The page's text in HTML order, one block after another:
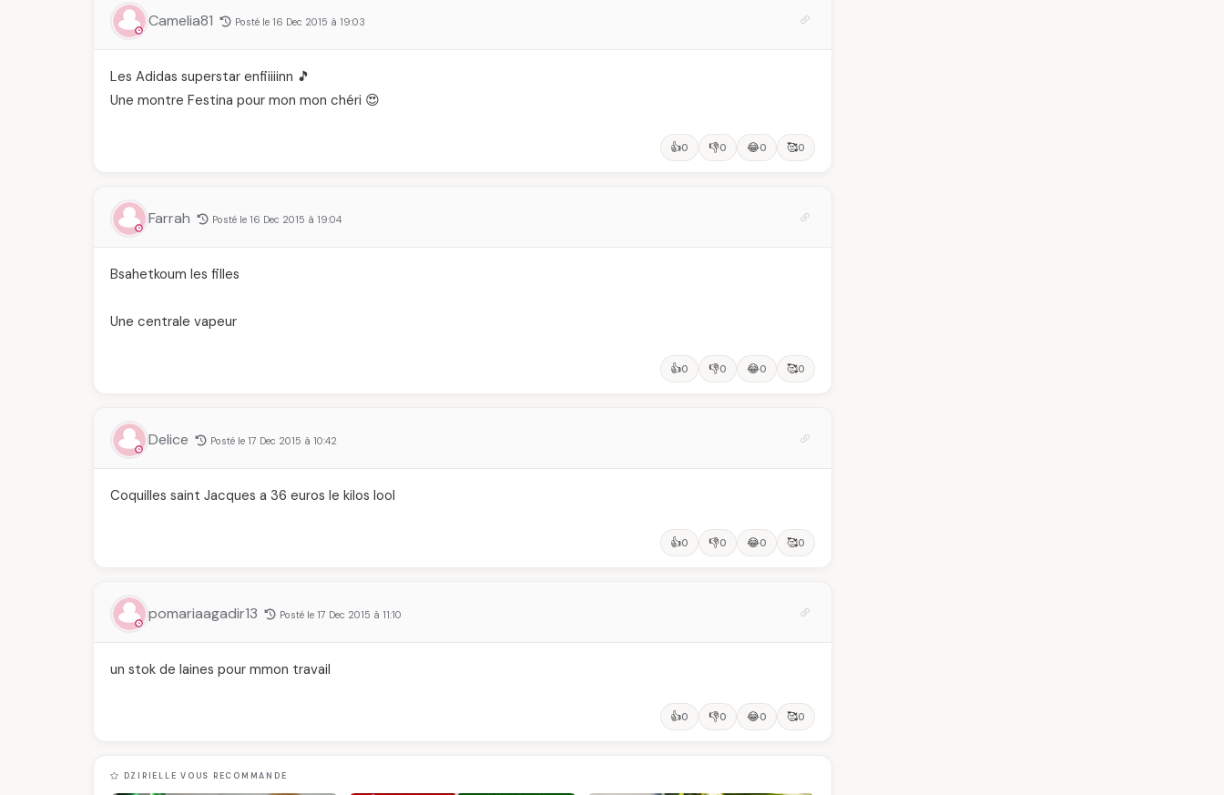
Camelia81 Posté le 16 Dec 2015 à 19:03
Les Adidas superstar enfiiiiinn 🎵
Une montre Festina pour mon mon chéri 😍
👍0 👎0 😂0 🥰0
Farrah Posté le 16 Dec 2015 à 19:04
Bsahetkoum les filles
Une centrale vapeur
👍0 👎0 😂0 🥰0
Delice Posté le 17 Dec 2015 à 10:42
Coquilles saint Jacques a 36 euros le kilos lool
👍0 👎0 😂0 🥰0
pomariaagadir13 Posté le 17 Dec 2015 à 11:10
un stok de laines pour mmon travail
👍0 👎0 😂0 🥰0
DZIRIELLE VOUS RECOMMANDE